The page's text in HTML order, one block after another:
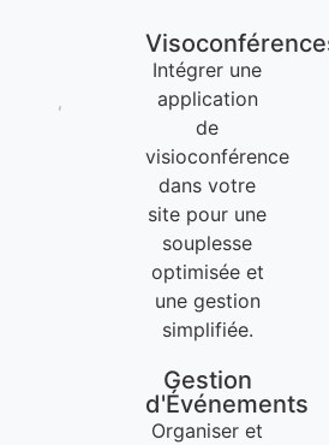
Intégrer une
application
de
visioconférence
dans votre
site pour une
souplesse
optimisée et
une gestion
simplifiée.
Gestion
d'Événements
Organiser et